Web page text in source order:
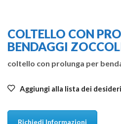
COLTELLO CON
BENDAGGI
coltello con prolunga per
Aggiungi alla lista dei desideri
Richiedi Informazioni